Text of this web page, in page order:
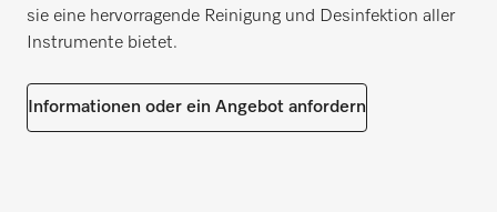
sie eine hervorragende Reinigung und Desinfektion aller
Instrumente bietet.
Informationen oder ein Angebot anfordern